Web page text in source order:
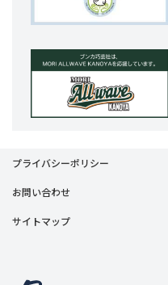
プライバシーポリシー
お問い合わせ
サイトマップ